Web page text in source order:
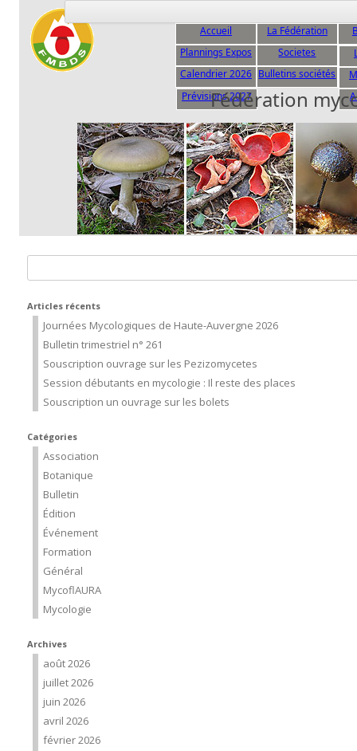
Accueil La Fédération
Plannings Expos Societes
Calendrier 2026
Prévisions 2027
Bulletins sociétés
Fédération
Articles récents
Journées Mycologiques de Haute-Auvergne 2026
Bulletin trimestriel n° 261
Souscription ouvrage sur les Pezizomycetes
Session débutants en mycologie : Il reste des places
Souscription un ouvrage sur les bolets
Catégories
Association
Botanique
Bulletin
Édition
Événement
Formation
Général
MycoflAURA
Mycologie
Archives
août 2026
juillet 2026
juin 2026
avril 2026
février 2026